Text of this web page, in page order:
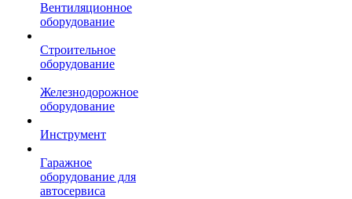
Вентиляционное
оборудование
Строительное
оборудование
Железнодорожное
оборудование
Инструмент
Гаражное
оборудование для
автосервиса